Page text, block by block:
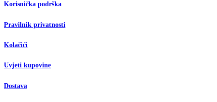
Korisnička podrška
Pravilnik privatnosti
Kolačići
Uvjeti kupovine
Dostava